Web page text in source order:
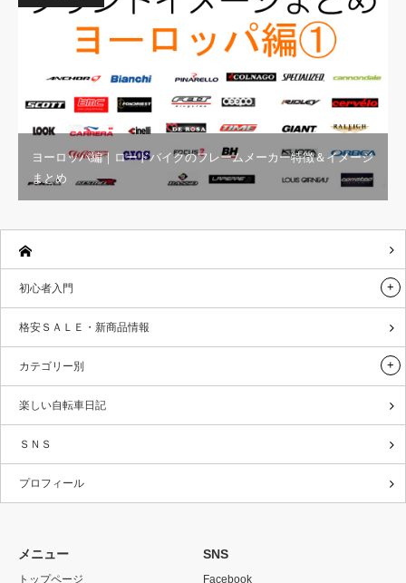
ヨーロッパ編｜ロードバイクのフレームメーカー特徴＆イメージ
まとめ
初心者入門
格安ＳＡＬＥ・新商品情報
カテゴリー別
楽しい自転車日記
ＳＮＳ
プロフィール
メニュー
トップページ
SNS
Facebook